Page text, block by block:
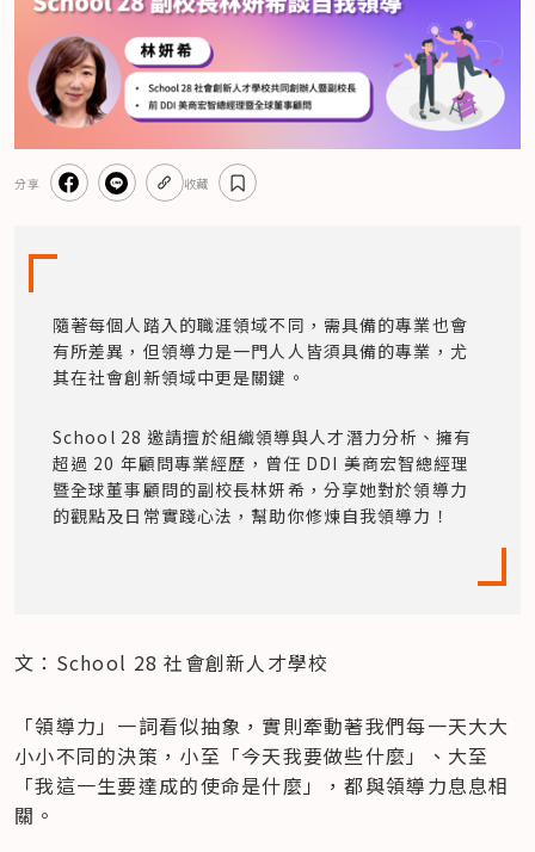
分享 收藏
隨著每個人踏入的職涯領域不同，需具備的專業也會
有所差異，但領導力是一門人人皆須具備的專業，尤
其在社會創新領域中更是關鍵。
School 28 邀請擅於組織領導與人才潛力分析、擁有
超過 20 年顧問專業經歷，曾任 DDI 美商宏智總經理
暨全球董事顧問的副校長林妍希，分享她對於領導力
的觀點及日常實踐心法，幫助你修煉自我領導力！
文：School 28 社會創新人才學校
「領導力」一詞看似抽象，實則牽動著我們每一天大大
小小不同的決策，小至「今天我要做些什麼」、大至
「我這一生要達成的使命是什麼」，都與領導力息息相
關。